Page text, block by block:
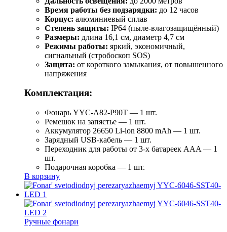
Время работы без подзарядки: до 12 часов
Корпус: алюминиевый сплав
Степень защиты: IP64 (пыле-влагозащищённый)
Размеры: длина 16,1 см, диаметр 4,7 см
Режимы работы: яркий, экономичный,
сигнальный (стробоскоп SOS)
Защита: от короткого замыкания, от повышенного
напряжения
Комплектация:
Фонарь YYC-A82-P90T — 1 шт.
Ремешок на запястье — 1 шт.
Аккумулятор 26650 Li-ion 8800 mAh — 1 шт.
Зарядный USB-кабель — 1 шт.
Переходник для работы от 3-х батареек AAA — 1
шт.
Подарочная коробка — 1 шт.
В корзину
Ручные фонари